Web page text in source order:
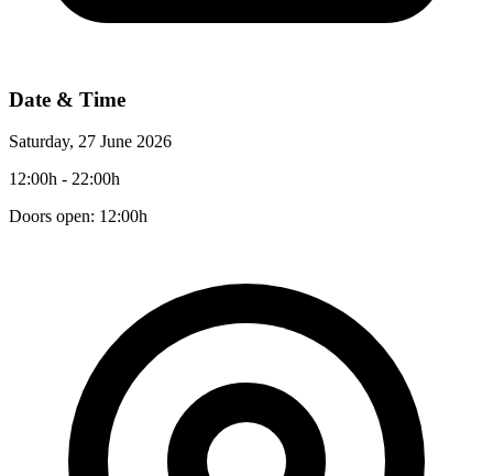
Date & Time
Saturday, 27 June 2026
12:00h - 22:00h
Doors open: 12:00h